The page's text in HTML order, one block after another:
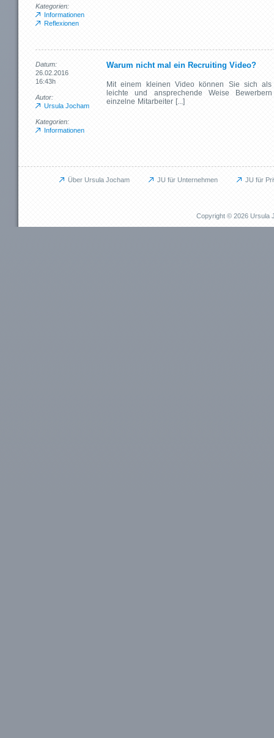
Kategorien:
Informationen
Reflexionen
Datum:
26.02.2016
16:43h
Autor:
Ursula Jocham
Kategorien:
Informationen
Warum nicht mal ein Recruiting Video?
Mit einem kleinen Video können Sie sich als
leichte und ansprechende Weise
einzelne Mitarbeiter [...]
Über Ursula Jocham JU für Unternehmen JU für
JU für
Copyright © 2026 Ursula